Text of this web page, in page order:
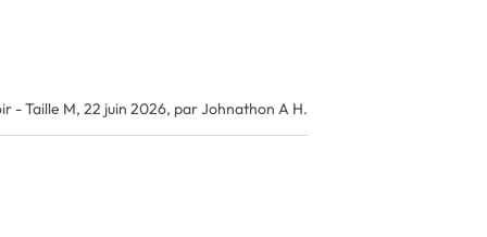
- Taille M, 22 juin 2026, par Johnathon A H.